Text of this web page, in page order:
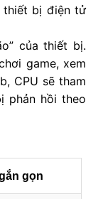
thiết bị điện tử
của thiết bị.
game, xem
CPU sẽ tham
phản hồi theo
gọn